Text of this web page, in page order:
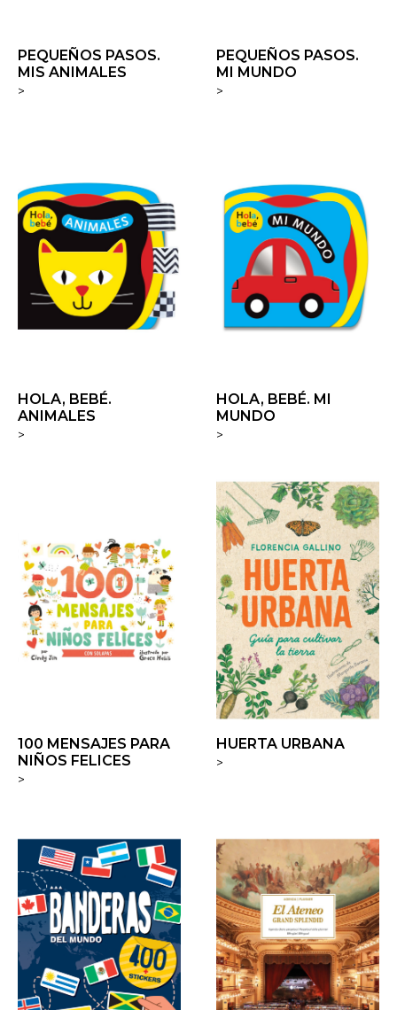
PEQUEÑOS PASOS.
MIS ANIMALES
>
PEQUEÑOS PASOS.
MI MUNDO
>
HOLA, BEBÉ.
ANIMALES
>
HOLA, BEBÉ. MI
MUNDO
>
100 MENSAJES PARA
NIÑOS FELICES
>
HUERTA URBANA
>